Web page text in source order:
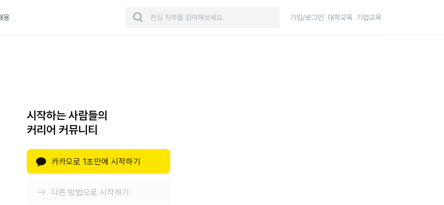
용 가입/로그인 대학교육 기업교육
시작하는 사람들의
커리어 커뮤니티
카카오로 1초만에 시작하기
다른 방법으로 시작하기